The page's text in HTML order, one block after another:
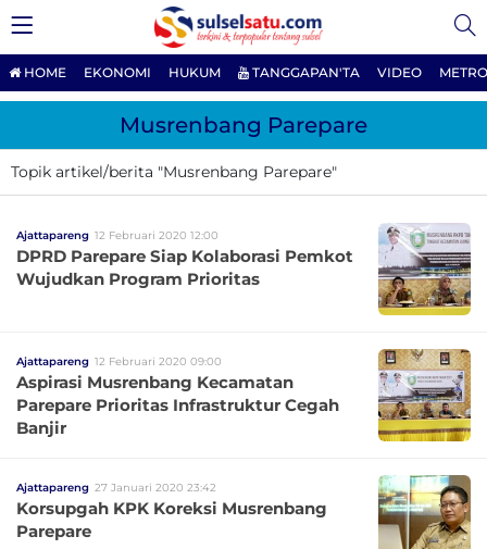
HOME EKONOMI HUKUM TANGGAPAN'TA VIDEO
Musrenbang Parepare
Topik artikel/berita "Musrenbang Parepare"
Ajattapareng 12 Februari 2020 12:00
DPRD Parepare Siap Kolaborasi Pemkot
Wujudkan Program Prioritas
Ajattapareng 12 Februari 2020 09:00
Aspirasi Musrenbang Kecamatan
Parepare Prioritas Infrastruktur Cegah
Banjir
Ajattapareng 27 Januari 2020 23:42
Korsupgah KPK Koreksi Musrenbang
Parepare